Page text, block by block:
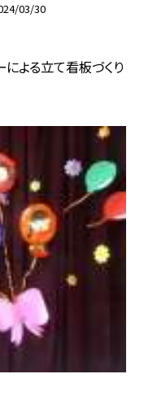
03/30
よる立て看板づくり